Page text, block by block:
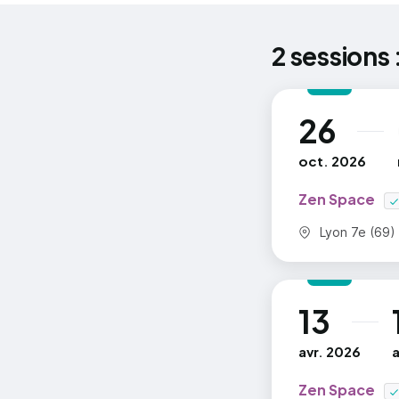
=> En
2 sessions :
26
oct. 2026
au
Zen Space
Commune :
Lyon 7e (69)
13
avr. 2026
au
Zen Space